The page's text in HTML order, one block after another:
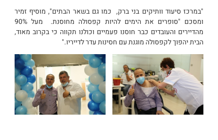
"במרכז סיעוד וותיקים בני ברק, כמו גם בשאר הבתים", מוסיף זמיר
ומסכם "סופרים את הימים להיות קפסולה מחוסנת. מעל 90%
מהדיירים והעובדים כבר חוסנו פעמיים וכולנו תקווה כי בקרוב מאוד,
הבית יהפוך לקפסולה מוגנת עם חסינות עדר לדייריו."